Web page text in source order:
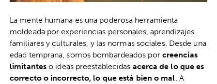
La mente humana es una poderosa herramienta
moldeada por experiencias personales, aprendizajes
familiares y culturales, y las normas sociales. Desde una
edad temprana, somos bombardeados por creencias
limitantes o ideas preestablecidas acerca de lo que es
correcto o incorrecto, lo que está bien o mal . A